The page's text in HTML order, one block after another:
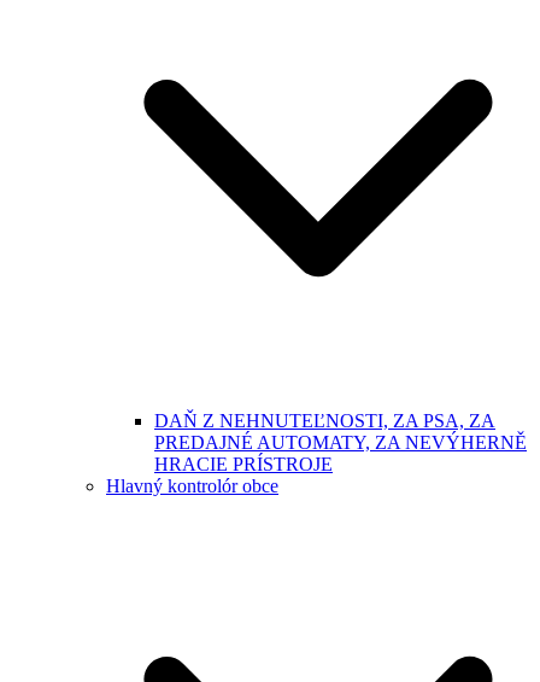
DAŇ Z NEHNUTEĽNOSTI, ZA PSA, ZA
PREDAJNÉ AUTOMATY, ZA NEVÝHERNĚ
HRACIE PRÍSTROJE
Hlavný kontrolór obce